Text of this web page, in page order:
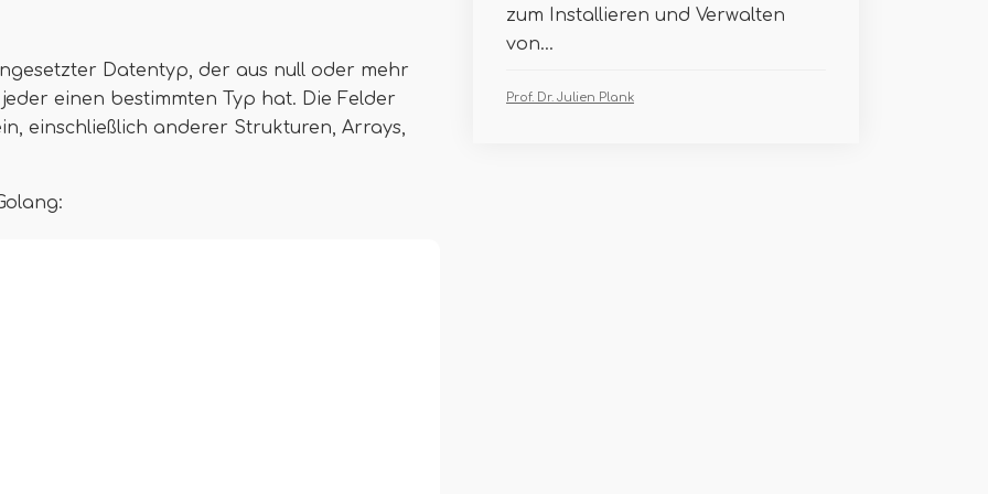
Datentyp, der aus null oder mehr
einen bestimmten Typ hat. Die Felder
einschließlich anderer Strukturen, Arrays,
zum Installieren und Verwalten
von...
Prof. Dr. Julien Plank